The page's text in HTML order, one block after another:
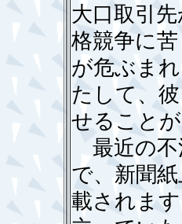
大口取引
格競争に
が危ぶま
たして、
せること
最近の不
で、新聞
載されま